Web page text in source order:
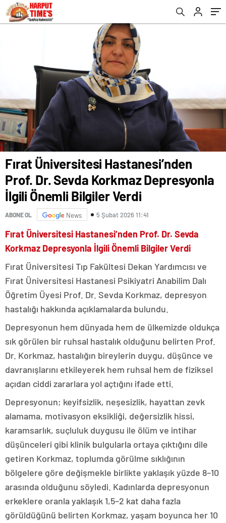
Bilgiler Verdi
Fırat Üniversitesi Hastanesi’nden
Prof. Dr. Sevda Korkmaz Depresyonla
İlgili Önemli Bilgiler Verdi
ABONE OL News 5 Şubat 2026 11:41
Fırat Üniversitesi Hastanesi’nden Prof. Dr. Sevda
Korkmaz Depresyonla İlgili Önemli Bilgiler Verdi
Fırat Üniversitesi Tıp Fakültesi Dekan Yardımcısı ve
Fırat Üniversitesi Hastanesi Psikiyatri Anabilim Dalı
Öğretim Üyesi Prof. Dr. Sevda Korkmaz, depresyon
hastalığı hakkında açıklamalarda bulundu.
Depresyonun hem dünyada hem de ülkemizde oldukça
sık görülen bir ruhsal hastalık olduğunu belirten Prof.
Dr. Korkmaz, hastalığın bireylerin duygu, düşünce ve
davranışlarını etkileyerek hem ruhsal hem de fiziksel
açıdan ciddi zararlara yol açtığını ifade etti.
Depresyonun; keyifsizlik, neşesizlik, hayattan zevk
alamama, motivasyon eksikliği, değersizlik hissi,
karamsarlık, suçluluk duygusu ile ölüm ve intihar
düşünceleri gibi klinik bulgularla ortaya çıktığını dile
getiren Korkmaz, toplumda görülme sıklığının
bölgelere göre değişmekle birlikte yaklaşık yüzde 8–10
arasında olduğunu söyledi. Kadınlarda depresyonun
erkeklere oranla yaklaşık 1,5–2 kat daha fazla
görüldüğünü belirten Korkmaz, yaşam boyunca her 10